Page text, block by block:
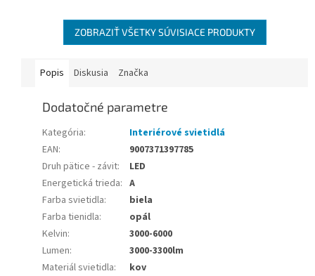
ZOBRAZIŤ VŠETKY SÚVISIACE PRODUKTY
Popis Diskusia Značka
Dodatočné parametre
Kategória:
Interiérové svietidlá
EAN:
9007371397785
Druh pätice - závit:
LED
Energetická trieda: A
Farba svietidla:
biela
Farba tienidla:
opál
Kelvin:
3000-6000
Lumen:
3000-3300lm
Materiál svietidla:
kov